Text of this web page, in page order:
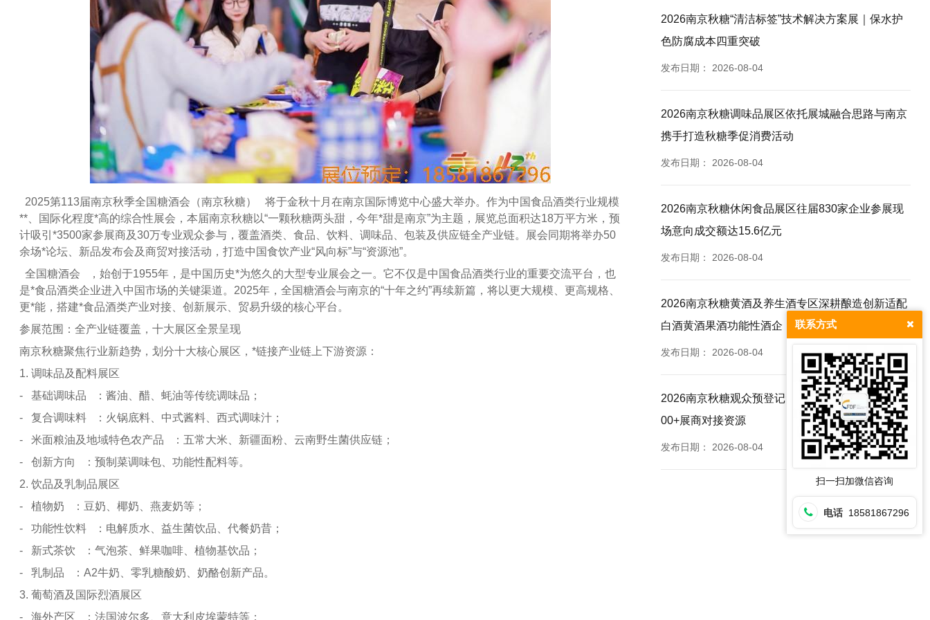
2025第113届南京秋季全国糖酒会（南京秋糖） 将于金秋十月在南京国际博览中心盛大举办。作为中国食品酒类行业规模
**、国际化程度*高的综合性展会，本届南京秋糖以“一颗秋糖两头甜，今年*甜是南京”为主题，展览总面积达18万平方米，预
计吸引*3500家参展商及30万专业观众参与，覆盖酒类、食品、饮料、调味品、包装及供应链全产业链。展会同期将举办50
余场*论坛、新品发布会及商贸对接活动，打造中国食饮产业“风向标”与“资源池”。
全国糖酒会 ，始创于1955年，是中国历史*为悠久的大型专业展会之一。它不仅是中国食品酒类行业的重要交流平台，也
是*食品酒类企业进入中国市场的关键渠道。2025年，全国糖酒会与南京的“十年之约”再续新篇，将以更大规模、更高规格、
更*能，搭建*食品酒类产业对接、创新展示、贸易升级的核心平台。
参展范围：全产业链覆盖，十大展区全景呈现
南京秋糖聚焦行业新趋势，划分十大核心展区，*链接产业链上下游资源：
1. 调味品及配料展区
- 基础调味品 ：酱油、醋、蚝油等传统调味品；
- 复合调味料 ：火锅底料、中式酱料、西式调味汁；
- 米面粮油及地域特色农产品 ：五常大米、新疆面粉、云南野生菌供应链；
- 创新方向 ：预制菜调味包、功能性配料等。
2. 饮品及乳制品展区
- 植物奶 ：豆奶、椰奶、燕麦奶等；
- 功能性饮料 ：电解质水、益生菌饮品、代餐奶昔；
- 新式茶饮 ：气泡茶、鲜果咖啡、植物基饮品；
- 乳制品 ：A2牛奶、零乳糖酸奶、奶酪创新产品。
3. 葡萄酒及国际烈酒展区
- 海外产区 ：法国波尔多、意大利皮埃蒙特等；
2026南京秋糖“清洁标签”技术解决方案展｜保水护
色防腐成本四重突破
发布日期： 2026-08-04
2026南京秋糖调味品展区依托展城融合思路与南京
携手打造秋糖季促消费活动
发布日期： 2026-08-04
2026南京秋糖休闲食品展区往届830家企业参展现
场意向成交额达15.6亿元
发布日期： 2026-08-04
2026南京秋糖黄酒及养生酒专区深耕酿造创新适配
白酒黄酒果酒功能性酒企
发布日期： 2026-08-04
2026南京秋糖观众预登记免票福利提前登记锁定35
00+展商对接资源
发布日期： 2026-08-04
联系方式
扫一扫加微信咨询
电话 18581867296